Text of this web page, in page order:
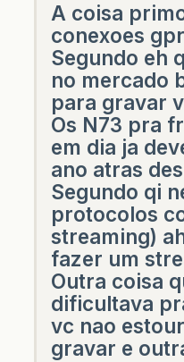
A coisa
conexoes
Segundo eh
no mercado
para gravar
Os N73 pra
em dia ja
ano atras
Segundo qi
protocolos
streaming)
fazer um
Outra coisa
dificultava
vc nao
gravar e